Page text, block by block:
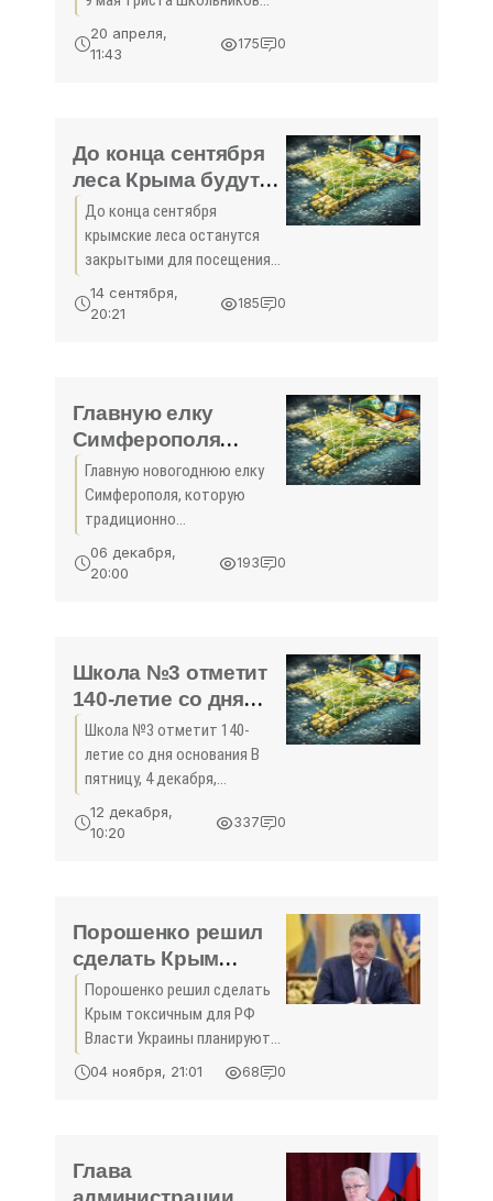
примут участие в хоровом
флешмобе «Песня Победы».
школы №1 и
20 апреля,
11:43
175 0
До конца сентября
леса Крыма будут
охранять
ополченцы -
«Новости Крыма»
До конца сентября
крымские леса останутся
закрытыми для посещения
жителями и гостями
полуострова.
министров РК. Запрет
введен ...
14 сентября,
20:21
185 0
Главную елку
Симферополя
соберут ко Дню
Святого Николая -
«Новости Крыма»
Главную новогоднюю елку
Симферополя, которую
традиционно
устанавливают на площади
имени Ленина, соберут до 19
На площади
06 декабря,
20:00
193 0
Школа №3 отметит
140-летие со дня
основания -
«Жизнь»
Школа №3 отметит 140-
летие со дня основания В
пятницу, 4 декабря,
педагоги, учащиеся и
выпускники
языка отметят 140-летие со
дня
12 декабря,
10:20
337 0
Порошенко решил
сделать Крым
токсичным для РФ -
«Политика»
Порошенко решил сделать
Крым токсичным для РФ
Власти Украины планируют
завалить Россию исками в
суды и международные
платить за присоединение
Крыма.Как
04 ноября, 21:01 68 0
Глава